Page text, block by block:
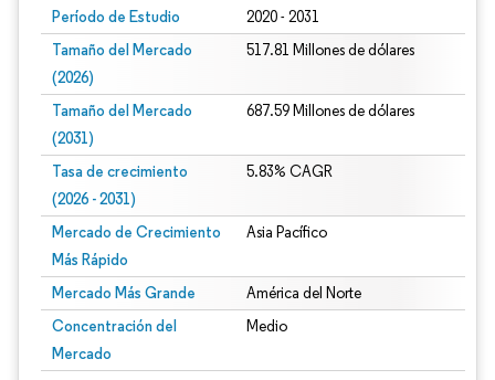
Período de Estudio 2020 - 2031
Tamaño del Mercado
(2026)
517.81 Millones de dólares
Tamaño del Mercado
(2031)
687.59 Millones de dólares
Tasa de crecimiento
(2026 - 2031)
5.83% CAGR
Mercado de Crecimiento
Más Rápido
Asia Pacífico
Mercado Más Grande América del Norte
Concentración del
Mercado
Medio